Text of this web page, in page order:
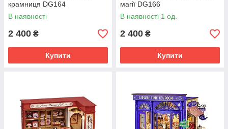
крамниця DG164
В наявності
2 400 ₴
Купити
магії DG166
В наявності 1 од.
2 400 ₴
Купити